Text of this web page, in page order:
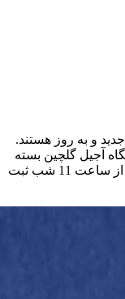
و به روز هستند.
آجیل گلچین بسته
بندی و ارسال خواهد شد. اگر سفارش تا قبل از ساعت 11 شب ثبت